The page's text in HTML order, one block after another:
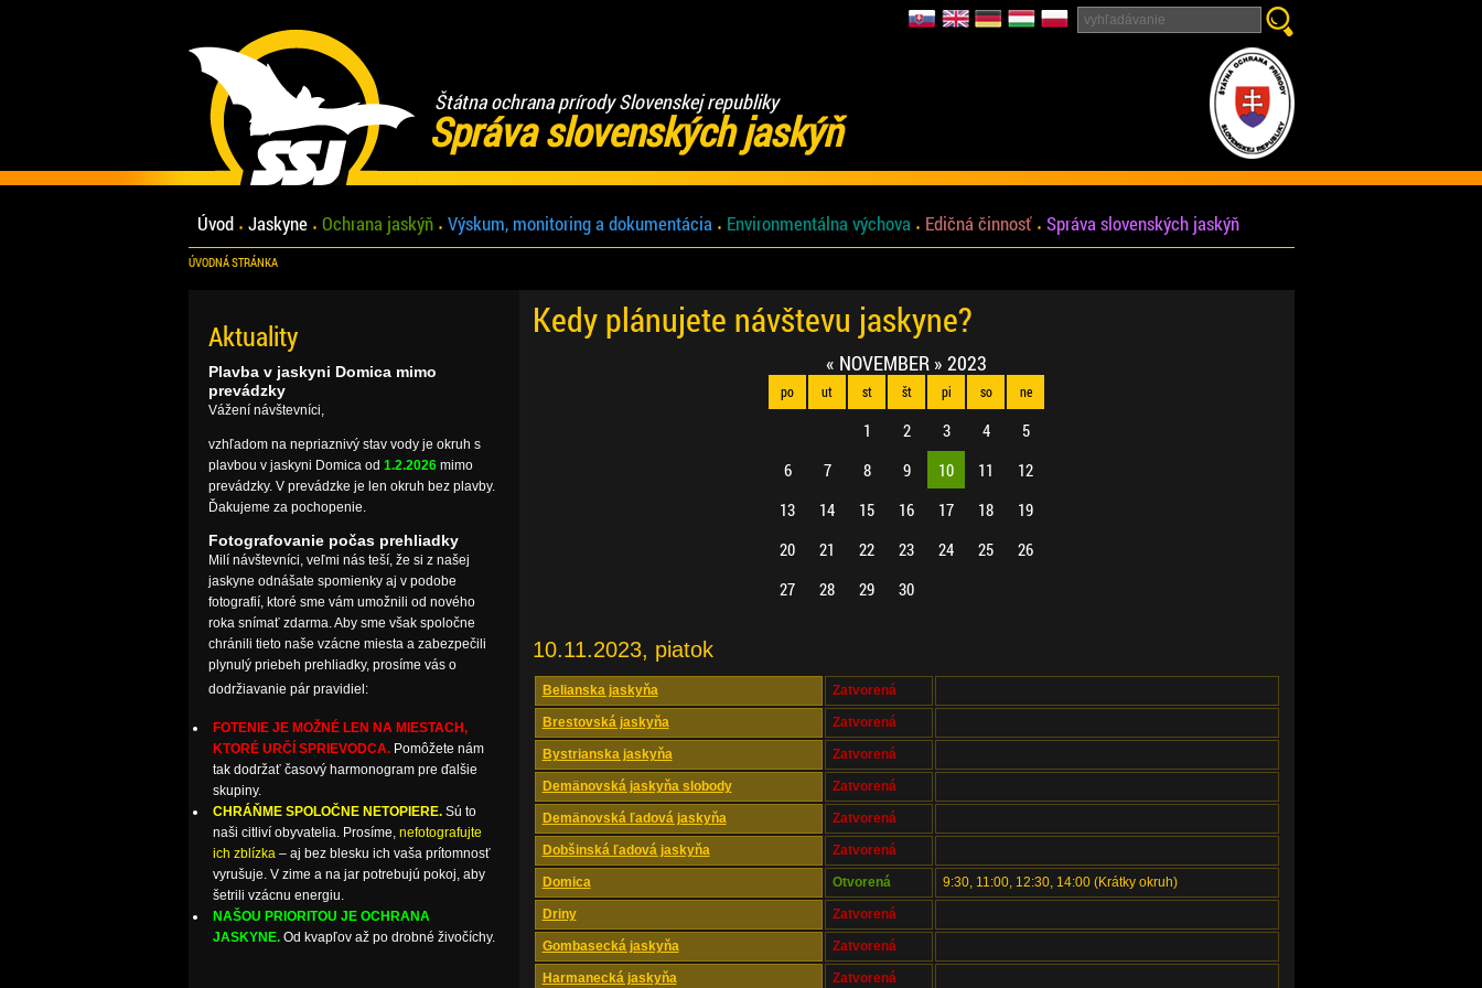
Štátna ochrana prírody Slovenskej republiky
Správa slovenských jaskýň
Úvod Jaskyne Ochrana jaskýň Výskum, monitoring a dokumentácia Environmentálna výchova Edičná činnosť Správa slovenských jaskýň
ÚVODNÁ STRÁNKA
Kedy plánujete návštevu jaskyne?
« NOVEMBER » 2023
po ut st št pi so ne
1 2 3 4
5
6
7 8 9 10 11
12
13
14 15 16 17 18
19
20
21 22 23 24 25
26
27
28 29 30
10.11.2023, piatok
Belianska jaskyňa Zatvorená
Brestovská jaskyňa Zatvorená
Bystrianska jaskyňa Zatvorená
Demänovská jaskyňa slobody Zatvorená
Demänovská ľadová jaskyňa Zatvorená
Dobšinská ľadová jaskyňa Zatvorená
Domica Otvorená 9:30, 11:00, 12:30, 14:00 (Krátky okruh)
Driny Zatvorená
Gombasecká jaskyňa Zatvorená
Harmanecká jaskyňa Zatvorená
Aktuality
Plavba v jaskyni Domica mimo
prevádzky
Vážení návštevníci,
vzhľadom na nepriaznivý stav vody je okruh s
plavbou v jaskyni Domica od 1.2.2026mimo
prevádzky. V prevádzke je len okruh bez plavby.
Ďakujeme za pochopenie.
Fotografovanie počas prehliadky
Milí návštevníci, veľmi nás teší, že si z našej
jaskyne odnášate spomienky aj v podobe
fotografií, ktoré sme vám umožnili od nového
roka snímať zdarma. Aby sme však spoločne
chránili tieto naše vzácne miesta a zabezpečili
plynulý priebeh prehliadky, prosíme vás o
dodržiavanie pár pravidiel:
FOTENIE JE MOŽNÉ LEN NA MIESTACH,
KTORÉ URČÍ SPRIEVODCA.Pomôžete nám
tak dodržať časový harmonogram pre ďalšie
skupiny.
CHRÁŇME SPOLOČNE NETOPIERE.Sú to
naši citliví obyvatelia. Prosíme, nefotografujte
ich zblízka– aj bez blesku ich vaša prítomnosť
vyrušuje. V zime a na jar potrebujú pokoj, aby
šetrili vzácnu energiu.
NAŠOU PRIORITOU JE OCHRANA
JASKYNE. Od kvapľov až po drobné živočíchy.